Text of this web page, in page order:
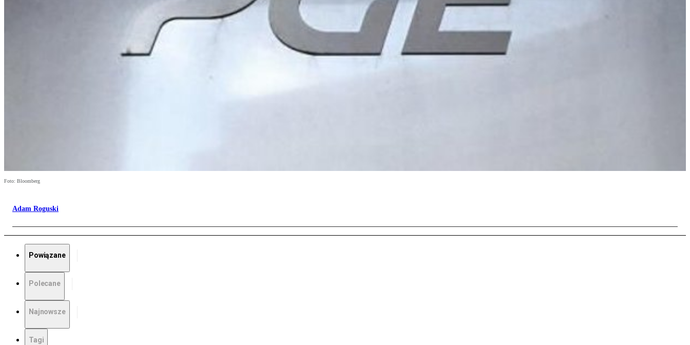
Foto: Bloomberg
Adam Roguski
Powiązane
Polecane
Najnowsze
Tagi